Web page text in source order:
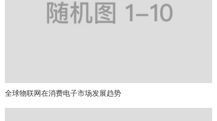
全球物联网在消费电子市场发展趋势